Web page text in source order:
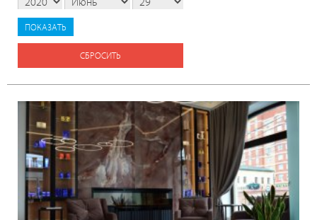
СБРОСИТЬ